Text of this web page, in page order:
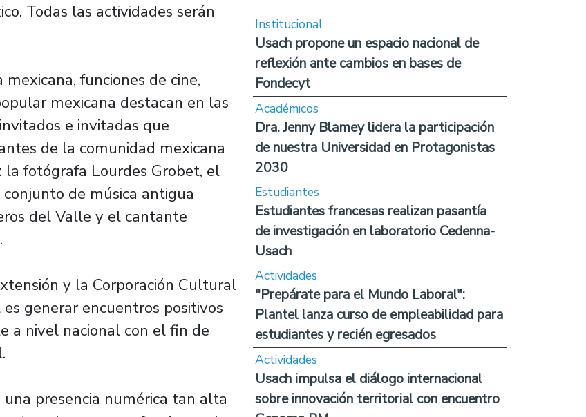
Todas las actividades serán
funciones de cine,
mexicana destacan en las
e invitadas que
de la comunidad mexicana
fotógrafa Lourdes Grobet, el
de música antigua
del Valle y el cantante
y la Corporación Cultural
generar encuentros positivos
a nivel nacional con el fin de
presencia numérica tan alta
Institucional
Usach propone un espacio nacional de
reflexión ante cambios en bases de
Fondecyt
Académicos
Dra. Jenny Blamey lidera la participación
de nuestra Universidad en Protagonistas
2030
Estudiantes
Estudiantes francesas realizan pasantía
de investigación en laboratorio Cedenna-
Usach
Actividades
"Prepárate para el Mundo Laboral":
Plantel lanza curso de empleabilidad para
estudiantes y recién egresados
Actividades
Usach impulsa el diálogo internacional
sobre innovación territorial con encuentro